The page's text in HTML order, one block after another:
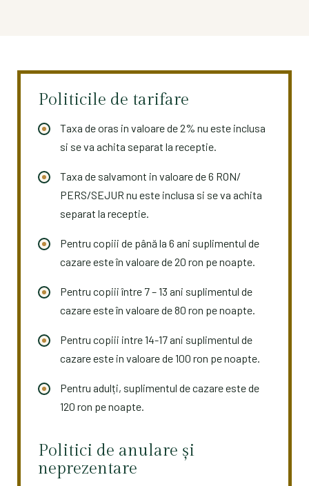
Politicile de tarifare
Taxa de oras in valoare de 2% nu este inclusa
si se va achita separat la receptie.
Taxa de salvamont in valoare de 6 RON/
PERS/SEJUR nu este inclusa si se va achita
separat la receptie.
Pentru copiii de până la 6 ani suplimentul de
cazare este în valoare de 20 ron pe noapte.
Pentru copiii între 7 – 13 ani suplimentul de
cazare este în valoare de 80 ron pe noapte.
Pentru copiii intre 14-17 ani suplimentul de
cazare este in valoare de 100 ron pe noapte.
Pentru adulți, suplimentul de cazare este de
120 ron pe noapte.
Politici de anulare și
neprezentare